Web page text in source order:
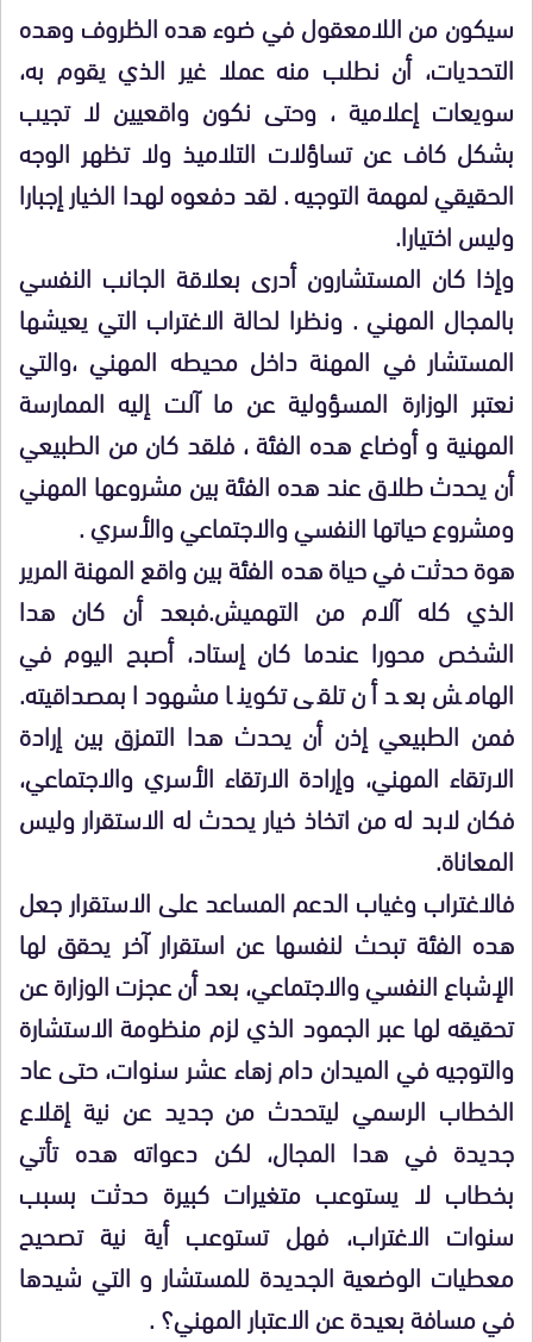
سيكون من اللامعقول في ضوء هده الظروف وهده
التحديات، أن نطلب منه عملا غير الذي يقوم به،
سويعات إعلامية ، وحتى نكون واقعيين لا تجيب
بشكل كاف عن تساؤلات التلاميذ ولا تظهر الوجه
الحقيقي لمهمة التوجيه . لقد دفعوه لهدا الخيار إجبارا
وليس اختيارا.
وإذا كان المستشارون أدرى بعلاقة الجانب النفسي
بالمجال المهني . ونظرا لحالة الاغتراب التي يعيشها
المستشار في المهنة داخل محيطه المهني ،والتي
نعتبر الوزارة المسؤولية عن ما آلت إليه الممارسة
المهنية و أوضاع هده الفئة ، فلقد كان من الطبيعي
أن يحدث طلاق عند هده الفئة بين مشروعها المهني
ومشروع حياتها النفسي والاجتماعي والأسري .
هوة حدثت في حياة هده الفئة بين واقع المهنة المرير
الذي كله آلام من التهميش.فبعد أن كان هدا
الشخص محورا عندما كان إستاد، أصبح اليوم في
الهامش بعد أن تلقى تكوينا مشهودا بمصداقيته.
فمن الطبيعي إذن أن يحدث هدا التمزق بين إرادة
الارتقاء المهني، وإرادة الارتقاء الأسري والاجتماعي،
فكان لابد له من اتخاذ خيار يحدث له الاستقرار وليس
المعاناة.
فالاغتراب وغياب الدعم المساعد على الاستقرار جعل
هده الفئة تبحث لنفسها عن استقرار آخر يحقق لها
الإشباع النفسي والاجتماعي، بعد أن عجزت الوزارة عن
تحقيقه لها عبر الجمود الذي لزم منظومة الاستشارة
والتوجيه في الميدان دام زهاء عشر سنوات، حتى عاد
الخطاب الرسمي ليتحدث من جديد عن نية إقلاع
جديدة في هدا المجال، لكن دعواته هده تأتي
بخطاب لا يستوعب متغيرات كبيرة حدثت بسبب
سنوات الاغتراب، فهل تستوعب أية نية تصحيح
معطيات الوضعية الجديدة للمستشار و التي شيدها
في مسافة بعيدة عن الاعتبار المهني؟ .